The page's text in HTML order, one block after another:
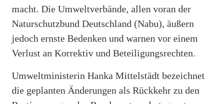
macht. Die Umweltverbände, allen voran der
Naturschutzbund Deutschland (Nabu), äußern
jedoch ernste Bedenken und warnen vor einem
Verlust an Korrektiv und Beteiligungsrechten.
Umweltministerin Hanka Mittelstädt bezeichnet
die geplanten Änderungen als Rückkehr zu den